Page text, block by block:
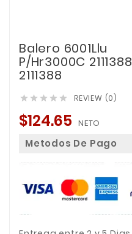
Balero 6001Llu
P/Hr3000C 2111388
2111388
     REVIEW (0)
$124.65 NETO
Metodos De Pago